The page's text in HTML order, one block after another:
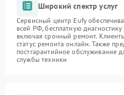
Широкий спектр услуг
Сервисный центр Eufy
всей РФ, бесплатную
включая срочный ремонт.
статус ремонта онлайн. Также
постгарантийное обслуживание
службы техники